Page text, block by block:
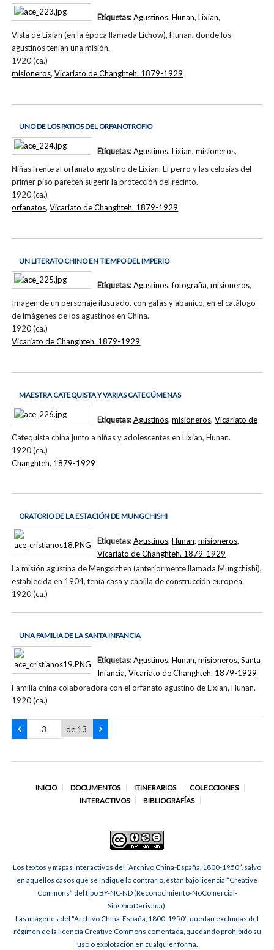
Vista de Lixian (en la época llamada Lichow), Hunan, donde los
agustinos tenían una misión.
1920 (ca.)
Etiquetas:Agustinos, Hunan, Lixian,
misioneros,Vicariato de Changhteh. 1879-1929
UNO DE LOS PATIOS DEL ORFANOTROFIO
Niñas frente al orfanato agustino de Lixian. El perro y las celosías del
primer piso parecen sugerir la protección del recinto.
1920 (ca.)
Etiquetas:Agustinos, Lixian, misioneros,
orfanatos,Vicariato de Changhteh. 1879-1929
UN LITERATO CHINO EN TIEMPO DEL IMPERIO
Imagen de un personaje ilustrado, con gafas y abanico, en el catálogo
de imágenes de los agustinos en China.
1920 (ca.)
Etiquetas:Agustinos,fotografía, misioneros,
Vicariato de Changhteh. 1879-1929
MAESTRA CATEQUISTA Y VARIAS CATECÚMENAS
Catequista china junto a niñas y adolescentes en Lixian, Hunan.
1920 (ca.)
Etiquetas:Agustinos, misioneros, Vicariato de
Changhteh. 1879-1929
ORATORIO DE LA ESTACIÓN DE MUNGCHISHI
La misión agustina de Mengxizhen (anteriormente llamada Mungchishi),
establecida en 1904, tenía casa y capilla de construcción europea.
1920 (ca.)
Etiquetas:Agustinos, Hunan, misioneros,
Vicariato de Changhteh. 1879-1929
UNA FAMILIA DE LA SANTA INFANCIA
Familia china colaboradora con el orfanato agustino de Lixian, Hunan.
1920 (ca.)
Etiquetas:Agustinos, Hunan, misioneros, Santa
Infancia, Vicariato de Changhteh. 1879-1929
de 13
INICIO DOCUMENTOS ITINERARIOS
COLECCIONES
INTERACTIVOS
BIBLIOGRAFÍAS
Los textos y mapas interactivos del “Archivo China-España, 1800-1950”, salvo
en aquellos casos que se indique lo contrario, están bajo licencia “Creative
Commons” del tipo BY-NC-ND (Reconocimiento-NoComercial-
SinObraDerivada).
Las imágenes del “Archivo China-España, 1800-1950”, quedan excluidas del
régimen de la licencia Creative Commons comentada, quedando prohibido su
uso o explotación en cualquier forma.